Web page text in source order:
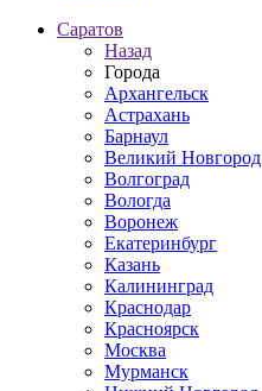
Саратов
Назад
Города
Архангельск
Астрахань
Барнаул
Великий Новгород
Волгоград
Вологда
Воронеж
Екатеринбург
Казань
Калининград
Краснодар
Красноярск
Москва
Мурманск